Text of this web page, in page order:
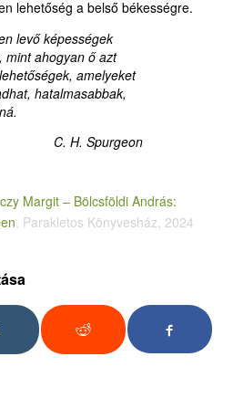
lehetőség a belső békességre.
levő képességek
mint ahogyan ő azt
amelyeket
hatalmasabbak,
C. H. Spurgeon
Margit – Bölcsföldi András:
, Parakletos Könyvesház, 2024